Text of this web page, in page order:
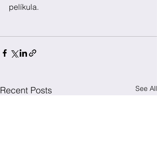
pelíkula.
Recent Posts See All